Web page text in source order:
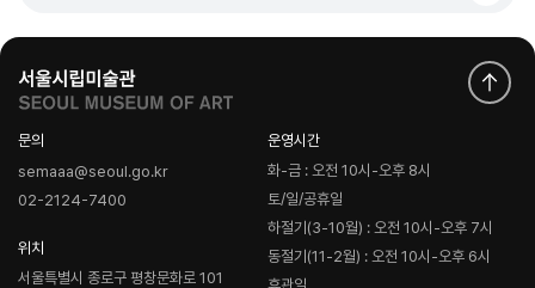
문의
semaaa@seoul.go.kr
02-2124-7400
위치
서울특별시 종로구 평창문화로 101
운영시간
화-금 : 오전 10시-오후 8시
토/일/공휴일
하절기(3-10월) : 오전 10시-오후 7시
동절기(11-2월) : 오전 10시-오후 6시